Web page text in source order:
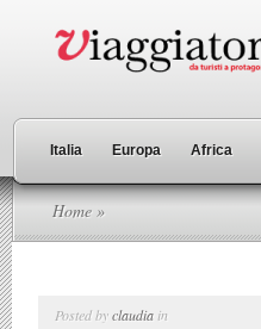
Italia Europa Africa
Home »
Posted byclaudia in